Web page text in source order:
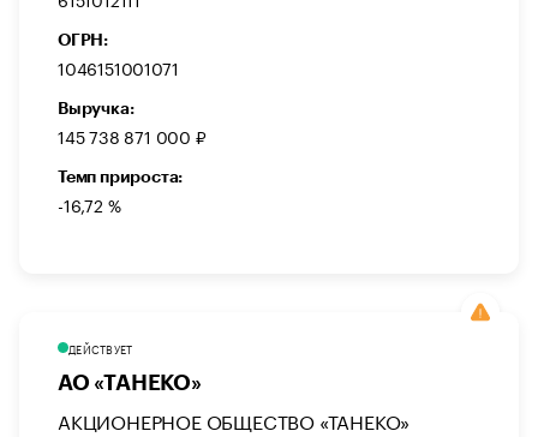
ОГРН:
1046151001071
Выручка:
145 738 871 000 ₽
Темп прироста:
-16,72 %
ДЕЙСТВУЕТ
АО «ТАНЕКО»
АКЦИОНЕРНОЕ ОБЩЕСТВО «ТАНЕКО»